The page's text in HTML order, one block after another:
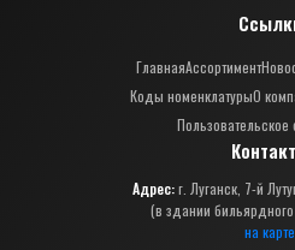
ГлавнаяАссортимент
Коды номенклатурыО
Пользовательское
Адрес:г. Луганск, 7-й
(в здании
на карте